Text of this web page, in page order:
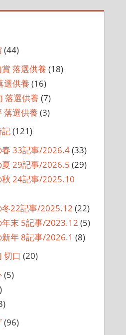
(44)
落選供養 (18)
選供養 (16)
落選供養 (7)
落選供養 (3)
記(121)
春 33記事/2026.4(33)
夏 29記事/2026.5 (29)
秋 24記事/2025.10
冬22記事/2025.12 (22)
年末 5記事/2023.12 (5)
年 8記事/2026.1 (8)
切口 (20)
(5)
(96)